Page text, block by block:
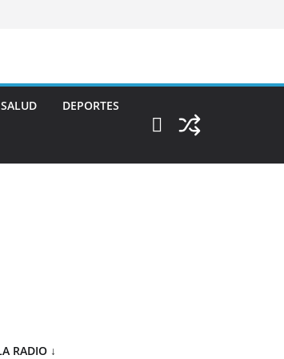
SALUD DEPORTES
RADIO ↓